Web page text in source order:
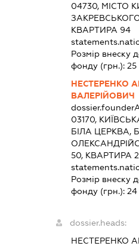
04730, МІСТО
КВАРТИРА 94
Розмір внеску
фонду (грн.): 25
НЕСТЕРЕНКО
ВАЛЕРІЙОВИЧ
03170,
БІЛА ЦЕРКВА,
50, КВАРТИРА
Розмір внеску
фонду (грн.):
dossier.heads:
НЕСТЕРЕНКО